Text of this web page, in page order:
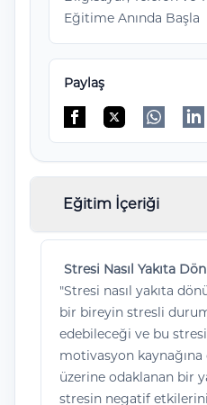
Eğitime Anında Başla
Paylaş
Facebook'da paylaş
Twitter'da
Eğitim İçeriği
Stresi Nasıl Yakıta
"Stresi nasıl yakıta
bir bireyin stresli
edebileceği ve bu
motivasyon
üzerine odaklanan bir
stresin negatif